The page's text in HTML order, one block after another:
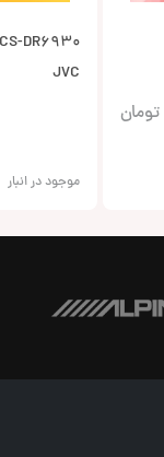
تومان
JVC
موجود در انبار